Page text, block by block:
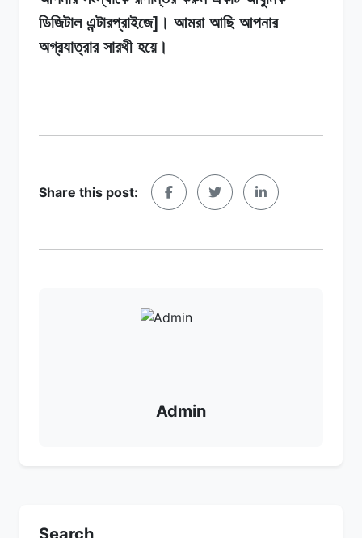
ডিজিটাল এন্টারপ্রাইজে]। আমরা আছি আপনার
অগ্রযাত্রার সারথী হয়ে।
Share this post:
Admin
Search